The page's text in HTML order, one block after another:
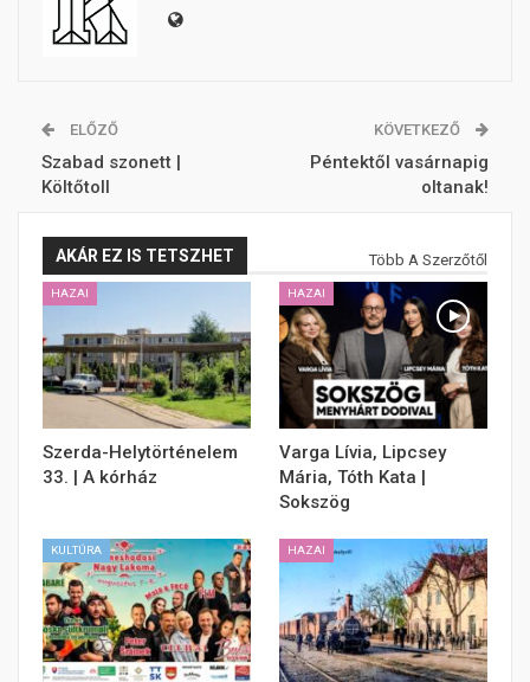
ELŐZŐ
Szabad szonett |
Költőtoll
KÖVETKEZŐ
Péntektől vasárnapig
oltanak!
AKÁR EZ IS TETSZHET Több A Szerzőtől
HAZAI
Szerda-Helytörténelem
33. | A kórház
HAZAI
Varga Lívia, Lipcsey
Mária, Tóth Kata |
Sokszög
KULTÚRA HAZAI